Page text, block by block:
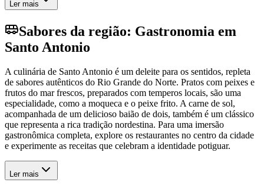
Ler mais
Sabores da região: Gastronomia em
Santo Antonio
A culinária de Santo Antonio é um deleite para os sentidos, repleta
de sabores autênticos do Rio Grande do Norte. Pratos com peixes e
frutos do mar frescos, preparados com temperos locais, são uma
especialidade, como a moqueca e o peixe frito. A carne de sol,
acompanhada de um delicioso baião de dois, também é um clássico
que representa a rica tradição nordestina. Para uma imersão
gastronômica completa, explore os restaurantes no centro da cidade
e experimente as receitas que celebram a identidade potiguar.
Ler mais